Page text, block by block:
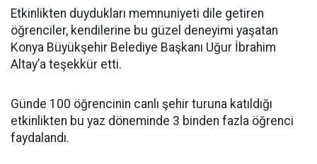
Etkinlikten duydukları memnuniyeti dile getiren
öğrenciler, kendilerine bu güzel deneyimi yaşatan
Konya Büyükşehir Belediye Başkanı Uğur İbrahim
Altay’a teşekkür etti.
Günde 100 öğrencinin canlı şehir turuna katıldığı
etkinlikten bu yaz döneminde 3 binden fazla öğrenci
faydalandı.